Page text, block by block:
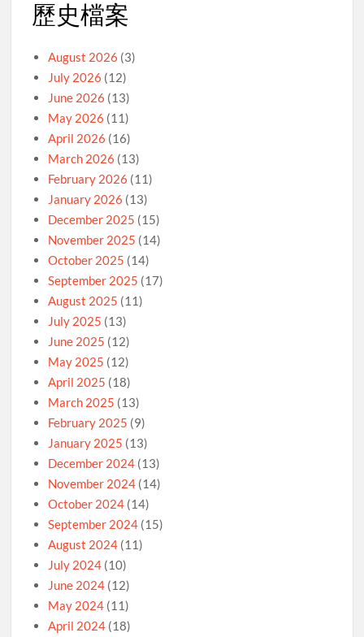
歷史檔案
August 2026 (3)
July 2026 (12)
June 2026 (13)
May 2026 (11)
April 2026 (16)
March 2026 (13)
February 2026 (11)
January 2026 (13)
December 2025 (15)
November 2025 (14)
October 2025 (14)
September 2025 (17)
August 2025 (11)
July 2025 (13)
June 2025 (12)
May 2025 (12)
April 2025 (18)
March 2025 (13)
February 2025 (9)
January 2025 (13)
December 2024 (13)
November 2024 (14)
October 2024 (14)
September 2024 (15)
August 2024 (11)
July 2024 (10)
June 2024 (12)
May 2024 (11)
April 2024 (18)